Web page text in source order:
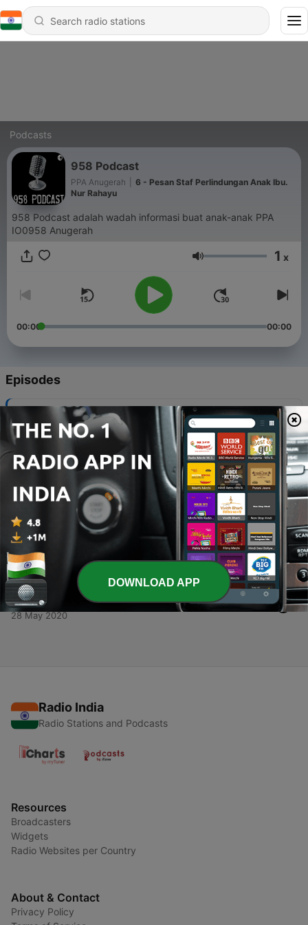
Podcasts
958 Podcast
PPA Anugerah
6 - Pesan Staf Perlindungan Anak Ibu.
Nur Rahayu
958 Podcast adalah wadah informasi buat anak-anak PPA
IO0958 Anugerah
Volume 1 x
00:00 00:00
Episodes
Pesan Staf Perlindungan Anak Ibu. Nur Rahayu
04 Dec 2020
5 - Ngobrol Bareng dr. Sonny Adi W.,M.Kes - Adaptasi
Kebiasaan Baru
Ngobrol bareng mas Han - Semapan.Coffee
15 Jun 2020
2 - Sharing usaha oleh rachel
14 Jun 2020
1 - PPA Menyapa...
28 May 2020
Radio India
Radio Stations and Podcasts
Resources
Broadcasters
Widgets
Radio Websites per Country
About & Contact
Privacy Policy
DOWNLOAD APP